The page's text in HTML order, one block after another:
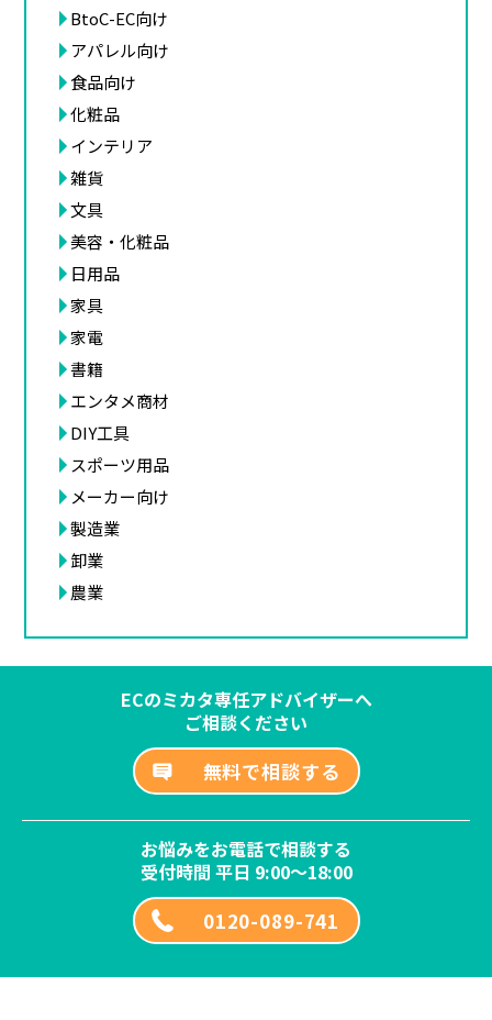
BtoC-EC向け
アパレル向け
食品向け
化粧品
インテリア
雑貨
文具
美容・化粧品
日用品
家具
家電
書籍
エンタメ商材
DIY工具
スポーツ用品
メーカー向け
製造業
卸業
農業
ECのミカタ専任アドバイザーへ
ご相談ください
無料で相談する
お悩みをお電話で相談する
受付時間 平日 9:00～18:00
0120-089-741